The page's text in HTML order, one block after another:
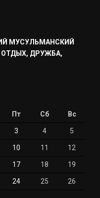
МУСУЛЬМАНСКИЙ
ОТДЫХ, ДРУЖБА,
Пт Сб Вс
3 4 5
10 11 12
17 18 19
24 25 26